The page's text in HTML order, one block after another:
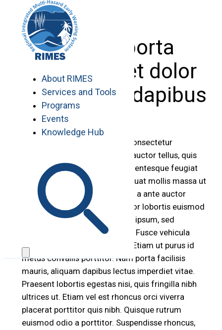
content
About RIMES
Services and Tools
Programs
Events
Knowledge Hub
Mauris porta
magna eget dolor
vestibulum dapibus
Lorem ipsum dolor sit amet, consectetur
adipiscing elit. Nullam aliquet auctor tellus, quis
pharetra massa blandit ac. Pellentesque feugiat
pulvinar tincidunt. Duis consequat mollis massa ut
iaculis. Cras commodo magna a ante auctor
tempor. Quisque vehicula, tortor lobortis euismod
ultricies, odio risus malesuada ipsum, sed
euismod enim mauris in tellus. Fusce vehicula
augue a dui faucibus fringilla. Etiam ut purus id
metus convallis porttitor. Nam porta facilisis
mauris, aliquam dapibus lectus imperdiet vitae.
Praesent lobortis egestas nisi, quis fringilla nibh
ultrices ut. Etiam vel est rhoncus orci viverra
placerat porttitor quis nibh. Quisque rutrum
euismod odio a porttitor. Suspendisse rhoncus,